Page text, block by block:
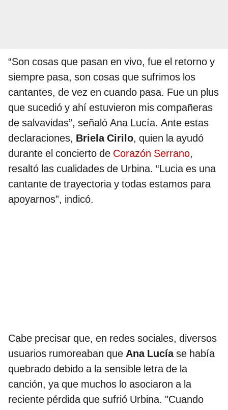
“Son cosas que pasan en vivo, fue el retorno y
siempre pasa, son cosas que sufrimos los
cantantes, de vez en cuando pasa. Fue un plus
que sucedió y ahí estuvieron mis compañeras
de salvavidas”, señaló Ana Lucía. Ante estas
declaraciones, Briela Cirilo, quien la ayudó
durante el concierto de Corazón Serrano,
resaltó las cualidades de Urbina. “Lucia es una
cantante de trayectoria y todas estamos para
apoyarnos”, indicó.
Cabe precisar que, en redes sociales, diversos
usuarios rumoreaban que Ana Lucíase había
quebrado debido a la sensible letra de la
canción, ya que muchos lo asociaron a la
reciente pérdida que sufrió Urbina. "Cuando